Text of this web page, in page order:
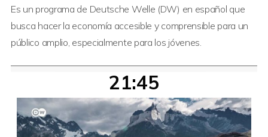
Es un programa de Deutsche Welle (DW) en español que
busca hacer la economía accesible y comprensible para un
público amplio, especialmente para los jóvenes.
21:45